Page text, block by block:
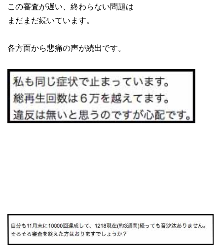
この審査が遅い、終わらない問題は
まだまだ続いています。
各方面から悲痛の声が続出です。